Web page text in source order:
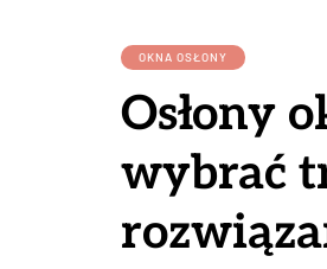
OKNA OSŁONY
Osłony
wybrać